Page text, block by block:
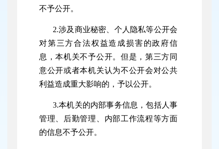
不予公开。
2.涉及商业秘密、个人隐私等公开会
对第三方合法权益造成损害的政府信
息，本机关不予公开。但是，第三方同
意公开或者本机关认为不公开会对公共
利益造成重大影响的，予以公开。
3.本机关的内部事务信息，包括人事
管理、后勤管理、内部工作流程等方面
的信息不予公开。